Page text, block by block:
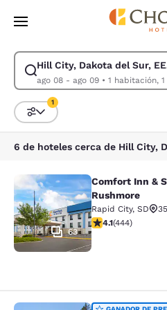
Pasar A Contenido Principal
Hill City, Dakota del Sur,
ago 08 - ago 09• 1
Modificar la búsqueda de Hill City,
Ordenar y filtrar
1
Comfort Inn &
63
Comfort Inn &
Rushmore
Rapid City, SD
calificación de
4.1(444)